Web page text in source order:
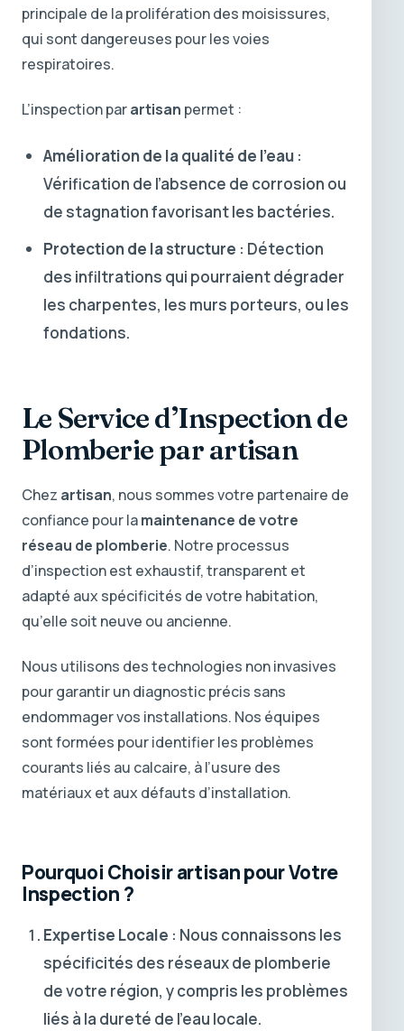
principale de la prolifération des moisissures,
qui sont dangereuses pour les voies
respiratoires.
L’inspection parartisan permet :
Amélioration de la qualité de l’eau :
Vérification de l’absence de corrosion ou
de stagnation favorisant les bactéries.
Protection de la structure : Détection
des infiltrations qui pourraient dégrader
les charpentes, les murs porteurs, ou les
fondations.
Le Service d’Inspection de
Plomberie par artisan
Chez artisan, nous sommes votre partenaire de
confiance pour lamaintenance de votre
réseau de plomberie. Notre processus
d’inspection est exhaustif, transparent et
adapté aux spécificités de votre habitation,
qu’elle soit neuve ou ancienne.
Nous utilisons des technologies non invasives
pour garantir un diagnostic précis sans
endommager vos installations. Nos équipes
sont formées pour identifier les problèmes
courants liés au calcaire, à l’usure des
matériaux et aux défauts d’installation.
Pourquoi Choisir artisan pour Votre
Inspection ?
Expertise Locale : Nous connaissons les
spécificités des réseaux de plomberie
de votre région, y compris les problèmes
liés à la dureté de l’eau locale.